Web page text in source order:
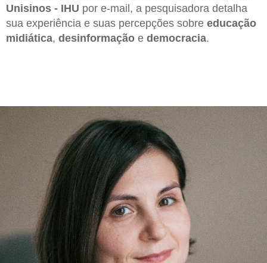
Unisinos - IHU por e-mail, a pesquisadora detalha
sua experiência e suas percepções sobre educação
midiática, desinformação e democracia.